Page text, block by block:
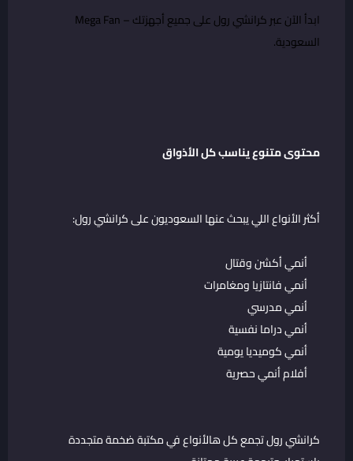
ابدأ الآن عبر
كرانشي رول على جميع أجهزتك – Mega Fan
السعودية.
محتوى متنوع يناسب كل الأذواق
أكثر الأنواع اللي يبحث عنها السعوديون على كرانشي رول:
أنمي أكشن وقتال
أنمي فانتازيا ومغامرات
أنمي مدرسي
أنمي دراما نفسية
أنمي كوميديا يومية
أفلام أنمي حصرية
كرانشي رول تجمع كل هالأنواع في مكتبة ضخمة متجددة